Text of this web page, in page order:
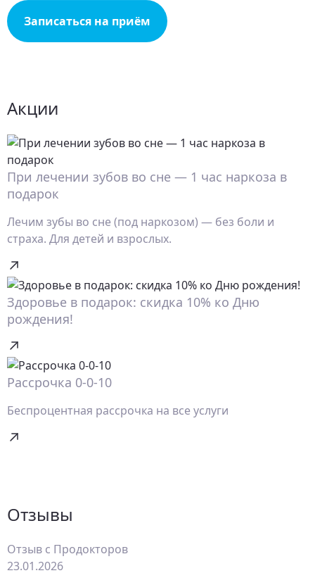
Записаться на приём
Акции
При лечении зубов во сне — 1 час наркоза в
подарок
Лечим зубы во сне (под наркозом) — без боли и
страха. Для детей и взрослых.
Здоровье в подарок: скидка 10% ко Дню
рождения!
Рассрочка 0-0-10
Беспроцентная рассрочка на все услуги
Отзывы
Отзыв с Продокторов
23.01.2026